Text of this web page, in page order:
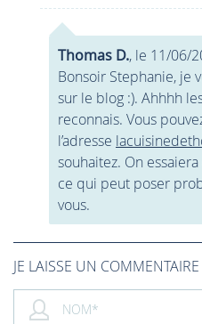
Thomas D., le 11/06/
Bonsoir Stephanie, je
sur le blog :). Ahhhh
reconnais. Vous
l’adresse
souhaitez. On
ce qui peut poser
vous.
JE LAISSE UN COMMENTAIRE